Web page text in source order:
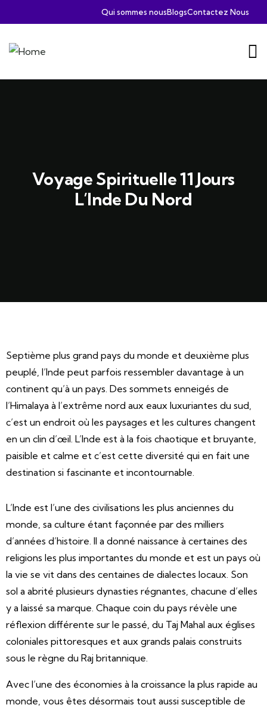
Qui sommes nousBlogsContactez Nous
Voyage Spirituelle 11 Jours
L’Inde Du Nord
Septième plus grand pays du monde et deuxième plus
peuplé, l’Inde peut parfois ressembler davantage à un
continent qu’à un pays. Des sommets enneigés de
l’Himalaya à l’extrême nord aux eaux luxuriantes du sud,
c’est un endroit où les paysages et les cultures changent
en un clin d’œil. L’Inde est à la fois chaotique et bruyante,
paisible et calme et c’est cette diversité qui en fait une
destination si fascinante et incontournable.
L’Inde est l’une des civilisations les plus anciennes du
monde, sa culture étant façonnée par des milliers
d’années d’histoire. Il a donné naissance à certaines des
religions les plus importantes du monde et est un pays où
la vie se vit dans des centaines de dialectes locaux. Son
sol a abrité plusieurs dynasties régnantes, chacune d’elles
y a laissé sa marque. Chaque coin du pays révèle une
réflexion différente sur le passé, du Taj Mahal aux églises
coloniales pittoresques et aux grands palais construits
sous le règne du Raj britannique.
Avec l’une des économies à la croissance la plus rapide au
monde, vous êtes désormais tout aussi susceptible de